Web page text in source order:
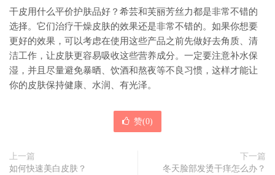
干皮用什么平价护肤品好？希芸和芙丽芳丝力都是非常不错的
选择。它们治疗干燥皮肤的效果还是非常不错的。如果你想要
更好的效果，可以考虑在使用这些产品之前先做好去角质、清
洁工作，让皮肤更容易吸收这些营养成分。一定要注意补水保
湿，并且尽量避免暴晒、饮酒和熬夜等不良习惯，这样才能让
你的皮肤保持健康、水润、有光泽。
赞(0)
上一篇
如何快速美白皮肤？
下一篇
冬天脸部发烫干痒怎么办？